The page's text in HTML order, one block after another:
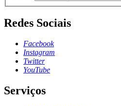
Redes Sociais
Facebook
Instagram
Twitter
YouTube
Serviços